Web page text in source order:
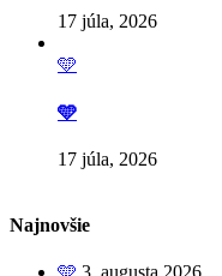
17 júla, 2026
🩵
🩵
17 júla, 2026
Najnovšie